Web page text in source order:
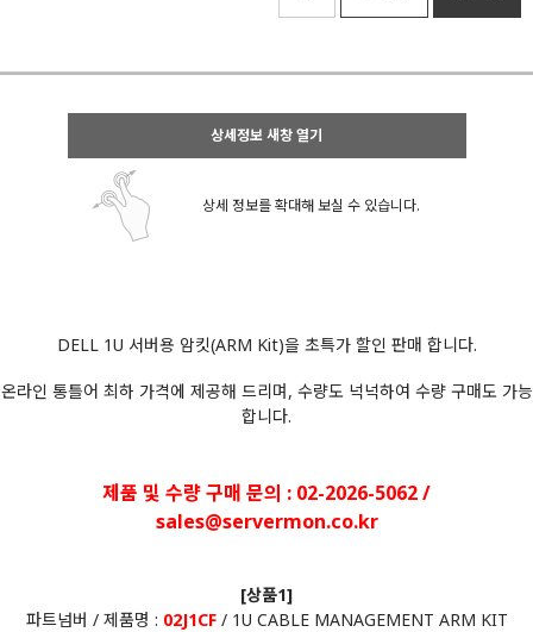
상세정보 새창 열기
상세 정보를 확대해 보실 수 있습니다.
DELL 1U 서버용 암킷(ARM Kit)을 초특가 할인 판매 합니다.
온라인 통틀어 최하 가격에 제공해 드리며, 수량도 넉넉하여 수량 구매도 가능
합니다.
제품 및 수량 구매 문의 : 02-2026-5062 /
sales@servermon.co.kr
[상품1]
파트넘버 / 제품명 : 02J1CF/ 1U CABLE MANAGEMENT ARM KIT